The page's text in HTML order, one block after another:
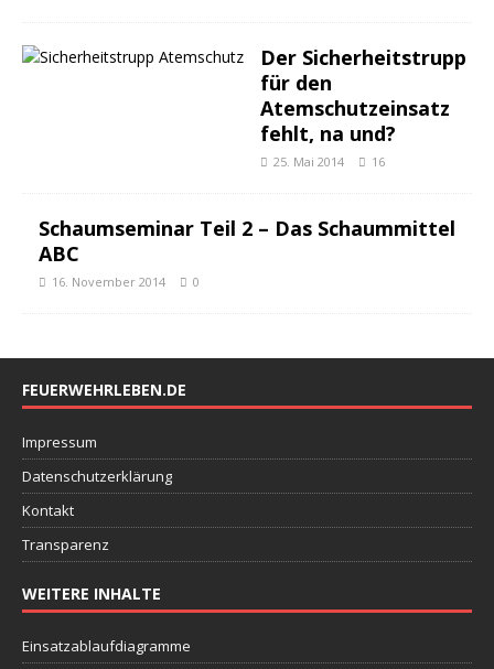
Der Sicherheitstrupp
für den
Atemschutzeinsatz
fehlt, na und?
25. Mai 2014 16
Schaumseminar Teil 2 – Das Schaummittel
ABC
16. November 2014 0
FEUERWEHRLEBEN.DE
Impressum
Datenschutzerklärung
Kontakt
Transparenz
WEITERE INHALTE
Einsatzablaufdiagramme